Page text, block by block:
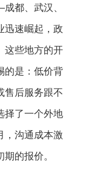
都、武汉、
迅速崛起，政
这些地方的开
的是：低价背
售后服务跟不
择了一个外地
，沟通成本激
的报价。